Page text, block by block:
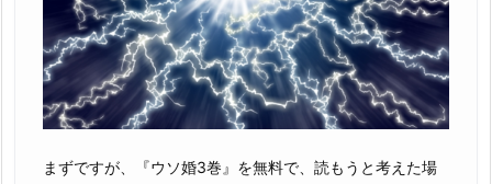
まずですが、『ウソ婚3巻』を無料で、読もうと考えた場